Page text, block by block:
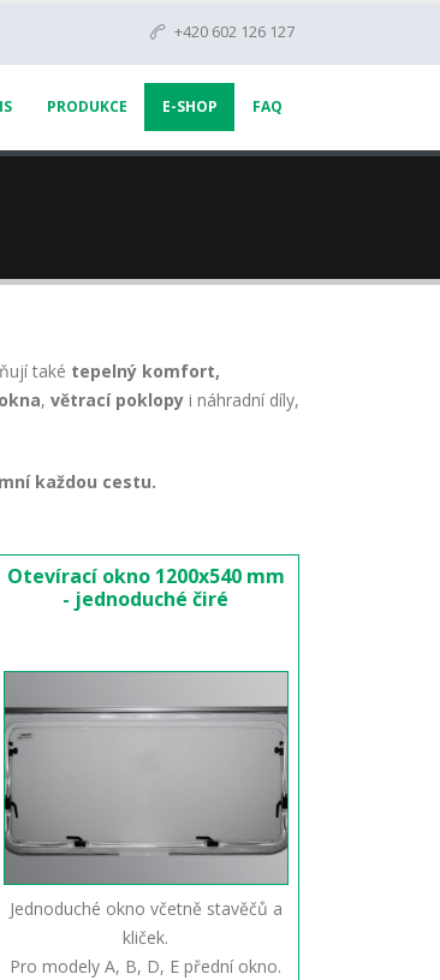
+420 602 126 127
PRODUKCE E-SHOP FAQ
také tepelný komfort,
, větrací poklopy i náhradní díly,
každou cestu.
Otevírací okno 1200x540 mm
- jednoduché čiré
Jednoduché okno včetně stavěčů a
kliček.
Pro modely A, B, D, E přední okno.